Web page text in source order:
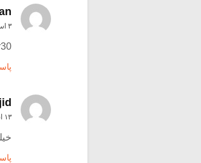
۳ اسفند ۱۳۸۶ در ۱۰:۴۵ ب٫ظ
۱۳ اسفند ۱۳۸۶ در ۱۰:۱۵ ق٫ظ